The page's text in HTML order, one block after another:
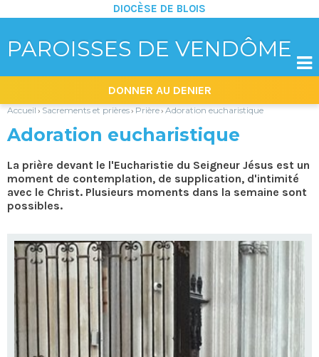
PAROISSES DE VENDÔME
DIOCÈSE DE BLOIS
|
Aller
navigation
DONNER AU DENIER

Accueil › Sacrements et prières› Prière› Adoration eucharistique
Adoration eucharistique
La prière devant le l'Eucharistie du Seigneur Jésus est un
moment de contemplation, de supplication, d'intimité
avec le Christ. Plusieurs moments dans la semaine sont
possibles.